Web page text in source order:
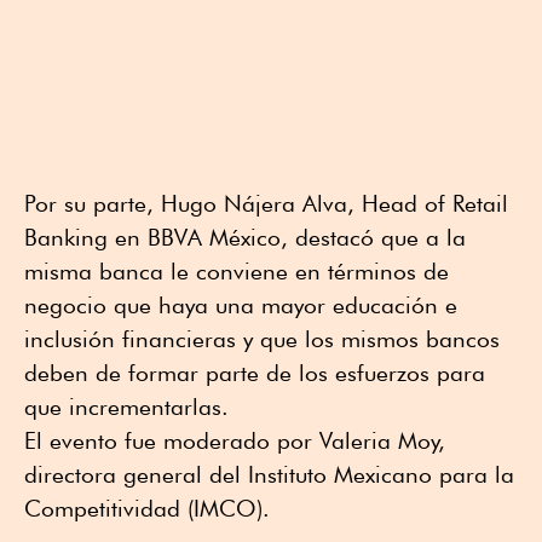
Por su parte, Hugo Nájera Alva, Head of Retail
Banking en BBVA México, destacó que a la
misma banca le conviene en términos de
negocio que haya una mayor educación e
inclusión financieras y que los mismos bancos
deben de formar parte de los esfuerzos para
que incrementarlas.
El evento fue moderado por Valeria Moy,
directora general del Instituto Mexicano para la
Competitividad (IMCO).